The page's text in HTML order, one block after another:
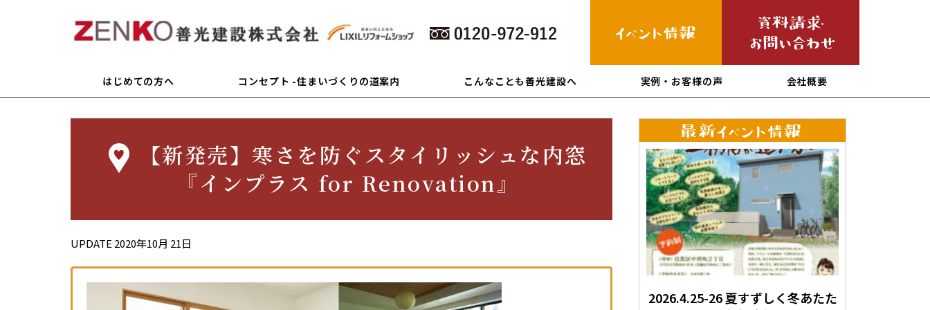
はじめての方へ コンセプト -住まいづくりの道案内 こんなことも善光建設へ 実例・お客様の声 会社概要
【新発売】寒さを防ぐスタイリッシュな内窓
『インプラス for Renovation』
UPDATE 2020年10月 21日
2026.4.25-26 夏すずしく冬あたた